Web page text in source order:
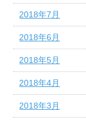
2018年7月
2018年6月
2018年5月
2018年4月
2018年3月